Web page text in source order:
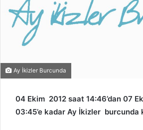
Ay İkizler Burcunda
04 Ekim 2012 saat 14:46’dan 07
03:45’e kadar Ay İkizler burcunda